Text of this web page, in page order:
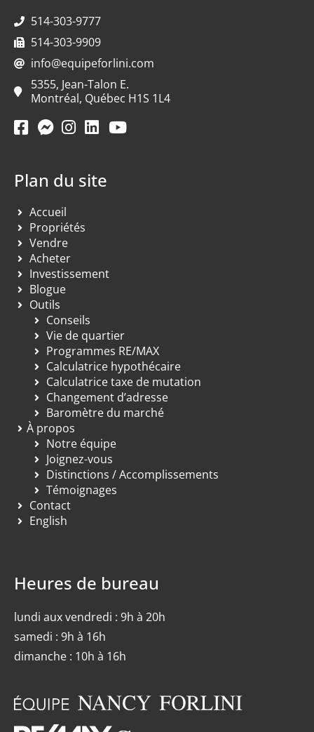
514-303-9777
514-303-9909
info@equipeforlini.com
5355, Jean-Talon E.
Montréal, Québec H1S 1L4
Plan du site
Accueil
Propriétés
Vendre
Acheter
Investissement
Blogue
Outils
Conseils
Vie de quartier
Programmes RE/MAX
Calculatrice hypothécaire
Calculatrice taxe de mutation
Changement d’adresse
Baromètre du marché
À propos
Notre équipe
Joignez-vous
Distinctions / Accomplissements
Témoignages
Contact
English
Heures de bureau
lundi aux vendredi : 9h à 20h
samedi : 9h à 16h
dimanche : 10h à 16h